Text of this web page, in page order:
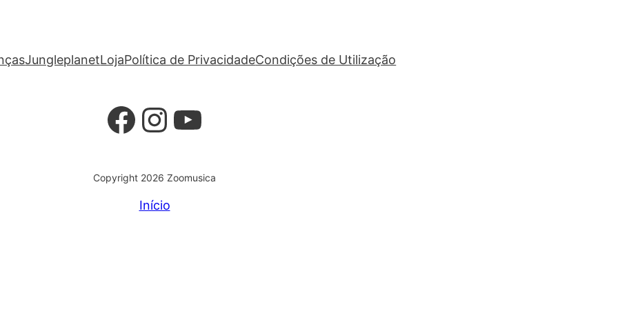
JungleplanetLojaPolítica de PrivacidadeCondições de Utilização
Facebook
Instagram
YouTube
Copyright 2026 Zoomusica
Início